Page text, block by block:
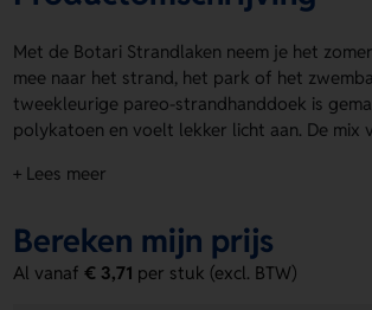
Met de Botari Strandlaken neem je het
mee naar het strand, het park of het
tweekleurige pareo-strandhanddoek is
polykatoen en voelt lekker licht aan. De mix
tussen comfort en stevigheid. De Botari
voorzijde kun je eenvoudig een logo, naam
laten aanbrengen. Bestel of vraag een prijs
+ Lees meer
Bereken mijn prijs
Al vanaf€ 3,71 per stuk (excl. BTW)